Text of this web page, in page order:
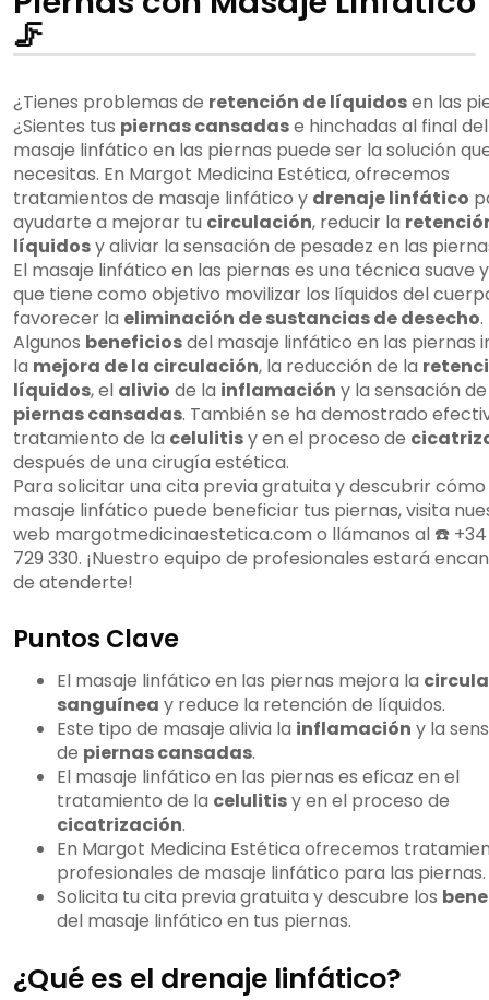
🦵
¿Tienes problemas de retención de líquidosen las
¿Sientes tus piernas cansadase hinchadas al final
masaje linfático en las piernas puede ser la solución
necesitas. En Margot Medicina Estética, ofrecemos
tratamientos de masaje linfático y drenaje linfático
ayudarte a mejorar tu circulación, reducir la
líquidosy aliviar la sensación de pesadez en las
El masaje linfático en las piernas es una técnica suave
que tiene como objetivo movilizar los líquidos del
favorecer la eliminación de sustancias de desecho.
Algunos beneficiosdel masaje linfático en las piernas
la mejora de la circulación, la reducción de la
líquidos, el alivio de la inflamación y la sensación de
piernas cansadas. También se ha demostrado
tratamiento de la celulitisy en el proceso de
después de una cirugía estética.
Para solicitar una cita previa gratuita y descubrir
masaje linfático puede beneficiar tus piernas, visita
web margotmedicinaestetica.com o llámanos al ☎️
729 330. ¡Nuestro equipo de profesionales estará
de atenderte!
Puntos Clave
El masaje linfático en las piernas mejora la
sanguínea y reduce la retención de líquidos.
Este tipo de masaje alivia la inflamación y la
de piernas cansadas.
El masaje linfático en las piernas es eficaz en el
tratamiento de la celulitisy en el proceso de
cicatrización.
En Margot Medicina Estética ofrecemos
profesionales de masaje linfático para las piernas.
Solicita tu cita previa gratuita y descubre los
del masaje linfático en tus piernas.
¿Qué es el drenaje linfático?